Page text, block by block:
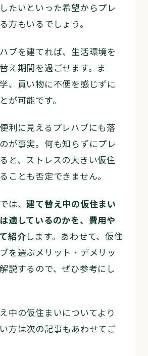
たいといった希望からプレ
方もいるでしょう。
ブを建てれば、生活環境を
え期間を過ごせます。ま
、買い物に不便を感じずに
が可能です。
利に見えるプレハブにも落
が事実。何も知らずにプレ
と、ストレスの大きい仮住
ことも否定できません。
は、建て替え中の仮住まい
適しているのかを、費用や
紹介します。あわせて、仮住
を選ぶメリット・デメリッ
説するので、ぜひ参考にし
中の仮住まいについてより
方は次の記事もあわせてご